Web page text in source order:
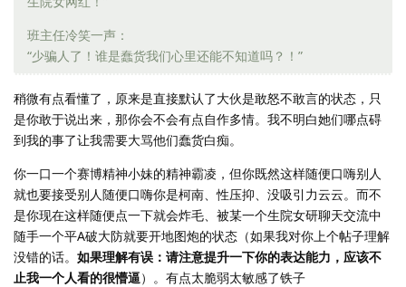
班主任冷笑一声：
“少骗人了！谁是蠢货我们心里还能不知道吗？！”
稍微有点看懂了，原来是直接默认了大伙是敢怒不敢言的状态，只
是你敢于说出来，那你会不会有点自作多情。我不明白她们哪点碍
到我的事了让我需要大骂他们蠢货白痴。
你一口一个赛博精神小妹的精神霸凌，但你既然这样随便口嗨别人
就也要接受别人随便口嗨你是柯南、性压抑、没吸引力云云。而不
是你现在这样随便点一下就会炸毛、被某一个生院女研聊天交流中
随手一个平A破大防就要开地图炮的状态（如果我对你上个帖子理解
没错的话。 如果理解有误：请注意提升一下你的表达能力，应该不
止我一个人看的很懵逼）。有点太脆弱太敏感了铁子